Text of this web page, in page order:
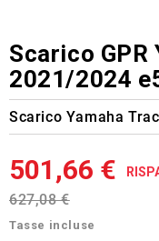
Scarico GPR
2021/2024
Scarico Yamaha
501,66 €
627,08 €
Tasse incluse